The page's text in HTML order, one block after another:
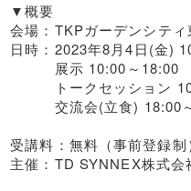
▼概要
会場：TKPガーデンシティ
日時：2023年8月4日(金)
展示 10:00～18:00
トークセッション
交流会(立食) 18:00
受講料：無料（事前登録制
主催：TD SYNNEX株式会